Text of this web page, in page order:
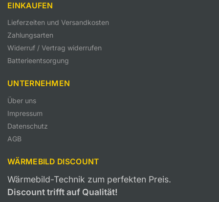
EINKAUFEN
Lieferzeiten und Versandkosten
Zahlungsarten
Widerruf / Vertrag widerrufen
Batterieentsorgung
UNTERNEHMEN
Über uns
Impressum
Datenschutz
AGB
WÄRMEBILD DISCOUNT
Wärmebild-Technik zum perfekten Preis.
Discount trifft auf Qualität!